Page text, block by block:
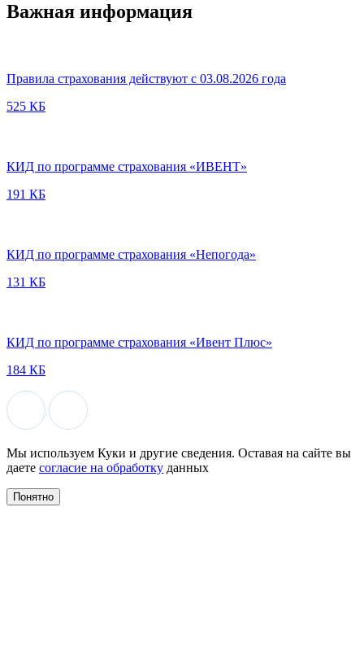
Важная информация
Правила страхования действуют с 03.08.2026 года
525 КБ
КИД по программе страхования «ИВЕНТ»
191 КБ
КИД по программе страхования «Непогода»
131 КБ
КИД по программе страхования «Ивент Плюс»
184 КБ
Мы используем Куки и другие сведения. Оставая на сайте вы
даете согласие на обработку данных
Понятно